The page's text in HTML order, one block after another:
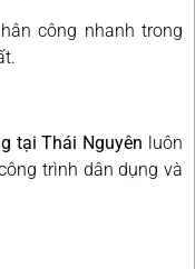
công nhanh trong
tại Thái Nguyên luôn
trình dân dụng và